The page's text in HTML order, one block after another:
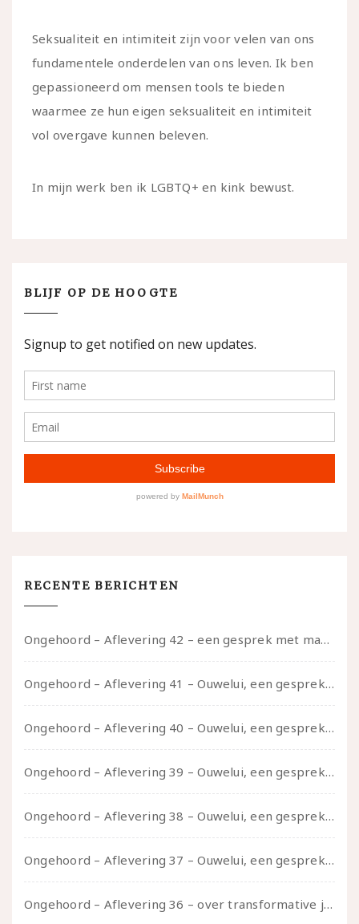
Seksualiteit en intimiteit zijn voor velen van ons
fundamentele onderdelen van ons leven. Ik ben
gepassioneerd om mensen tools te bieden
waarmee ze hun eigen seksualiteit en intimiteit
vol overgave kunnen beleven.
In mijn werk ben ik LGBTQ+ en kink bewust.
BLIJF OP DE HOOGTE
RECENTE BERICHTEN
Ongehoord – Aflevering 42 – een gesprek met marijn over seksueel opbloeien, het ouderschap uitvinden en verschillende leeftijden in je mee dragen
Ongehoord – Aflevering 41 – Ouwelui, een gesprek met Marcelle over polyamorie op latere leeftijd, (mantel)zorg voor je partners en seksueel plezier.
Ongehoord – Aflevering 40 – Ouwelui, een gesprek met Sadie Lune over vormende relaties en de geschiedenis van de queer pornobeweging
Ongehoord – Aflevering 39 – Ouwelui, een gesprek met Pepijn en Ivo over hun regenbooggezin, eigenzinnig ouder worden en Cruise Control
Ongehoord – Aflevering 38 – Ouwelui, een gesprek met vreer over behoefte aan geborgenheid en het behouden van je idealen
Ongehoord – Aflevering 37 – Ouwelui, een gesprek met non over seksualiteit, transitie en ageism
Ongehoord – Aflevering 36 – over transformative justice – in gesprek met Ella en carson